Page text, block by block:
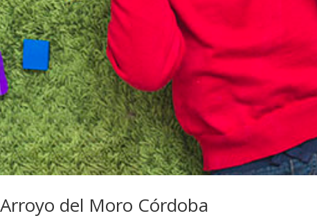
del Moro Córdoba